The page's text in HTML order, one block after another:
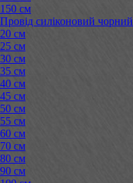
150 см
Провід силіконовий чорний
20 см
25 см
30 см
35 см
40 см
45 см
50 см
55 см
60 см
70 см
80 см
90 см